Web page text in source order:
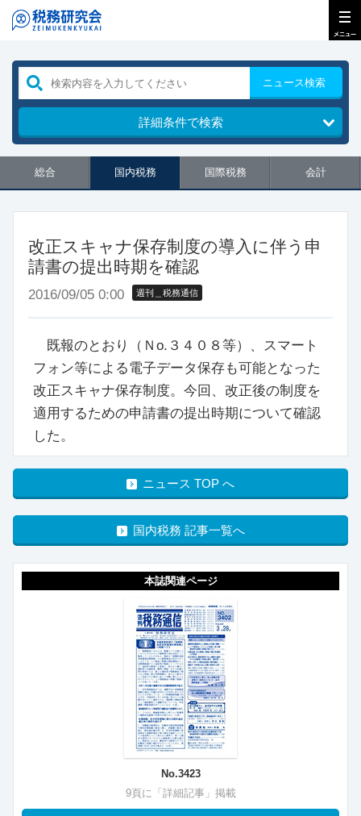
ニュース検索
詳細条件で検索
総合 国内税務 国際税務 会計
改正スキャナ保存制度の導入に伴う申
請書の提出時期を確認
2016/09/05 0:00 週刊＿税務通信
既報のとおり（Ｎо.３４０８等）、スマート
フォン等による電子データ保存も可能となった
改正スキャナ保存制度。今回、改正後の制度を
適用するための申請書の提出時期について確認
した。
ニュース TOP へ
国内税務 記事一覧へ
本誌関連ページ
No.3423
9頁に「詳細記事」掲載